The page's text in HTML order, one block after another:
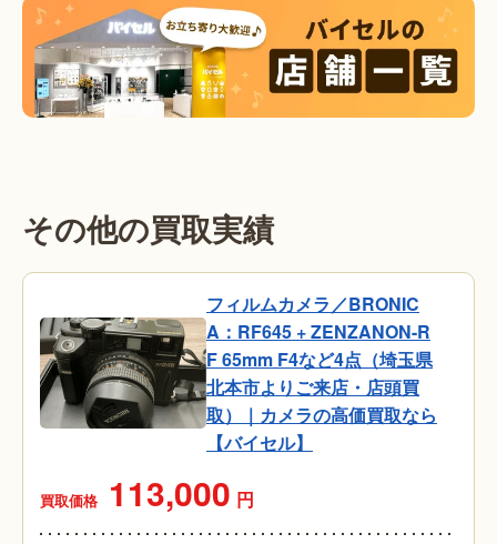
その他の買取実績
フィルムカメラ／BRONIC
A：RF645 + ZENZANON-R
F 65mm F4など4点（埼玉県
北本市よりご来店・店頭買
取）｜カメラの高価買取なら
【バイセル】
買取価格 113,000 円